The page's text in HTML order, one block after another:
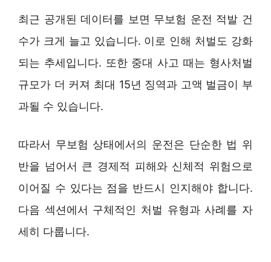
최근 공개된 데이터를 보면 무보험 운전 적발 건
수가 크게 늘고 있습니다. 이로 인해 처벌도 강화
되는 추세입니다. 또한 중대 사고 때는 형사처벌
규모가 더 커져 최대 15년 징역과 고액 벌금이 부
과될 수 있습니다.
따라서 무보험 상태에서의 운전은 단순한 법 위
반을 넘어서 큰 경제적 피해와 신체적 위험으로
이어질 수 있다는 점을 반드시 인지해야 합니다.
다음 섹션에서 구체적인 처벌 유형과 사례를 자
세히 다룹니다.